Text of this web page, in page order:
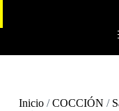
Inicio/COCCIÓN /